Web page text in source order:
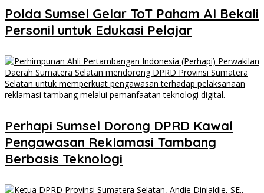
Polda Sumsel Gelar ToT Paham AI Bekali
Personil untuk Edukasi Pelajar
Perhapi Sumsel Dorong DPRD Kawal
Pengawasan Reklamasi Tambang
Berbasis Teknologi